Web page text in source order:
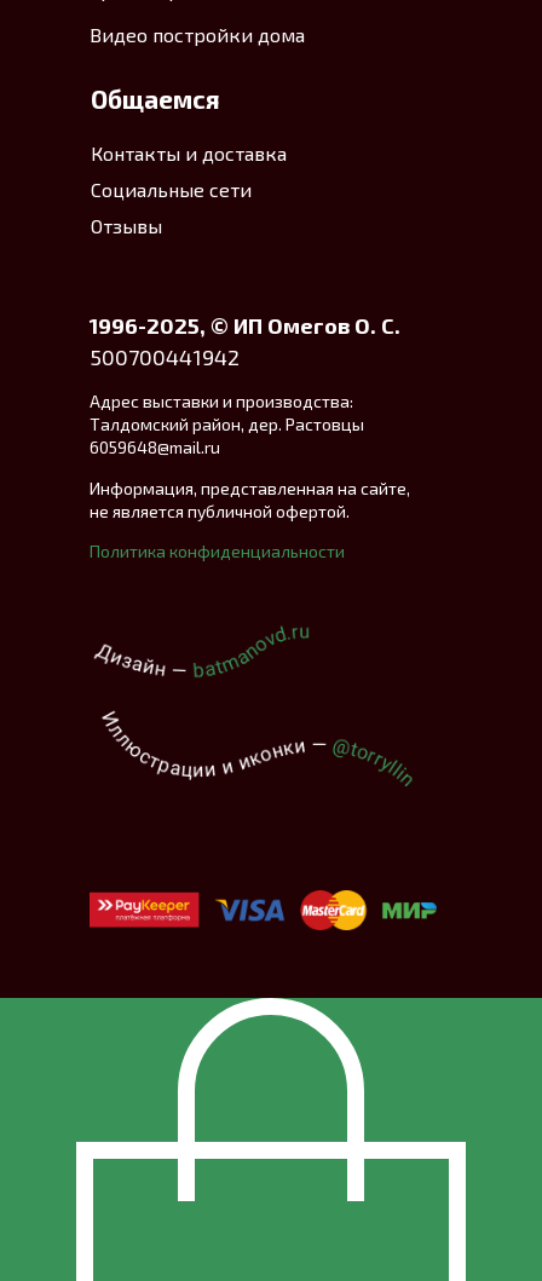
Адрес выставки и производства:
Талдомский район, дер. Растовцы
6059648@mail.ru
Политика конфиденциальности
Видео постройки дома
Информация, представленная на сайте,
не является публичной офертой.
1996-2025, © ИП Омегов О. C.
500700441942
Общаемся
Контакты и доставка
Социальные сети
Отзывы